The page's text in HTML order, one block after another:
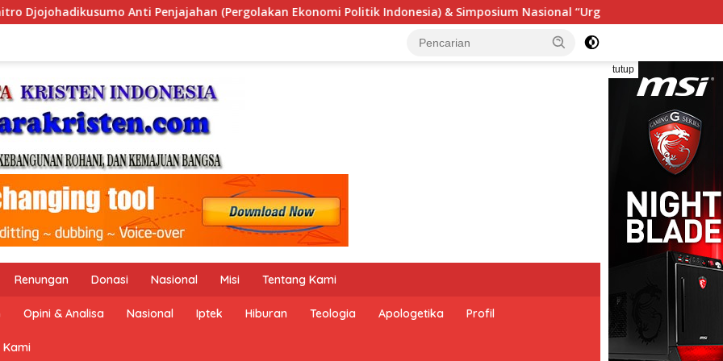
Politik Indonesia) & Simposium Nasional “Urgensi Undang-Undang Perekonomian Nasional dan Kesejahteraan
tutup
Renungan Donasi Nasional Misi Tentang Kami
Opini & Analisa Nasional Iptek Hiburan Teologia Apologetika Profil
Kami